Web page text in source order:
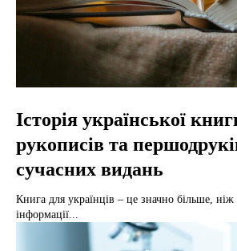
Історія української
рукописів та
сучасних видань
Книга для українців – це значно більше,
інформації...